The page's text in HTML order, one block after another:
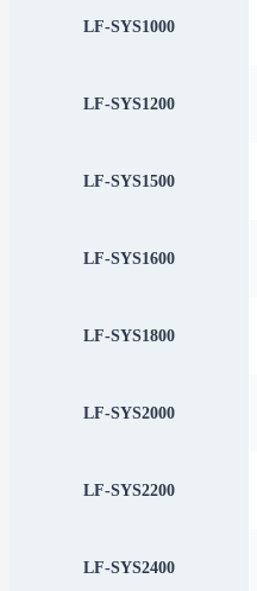
LF-SYS1000
LF-SYS1200
LF-SYS1500
LF-SYS1600
LF-SYS1800
LF-SYS2000
LF-SYS2200
LF-SYS2400